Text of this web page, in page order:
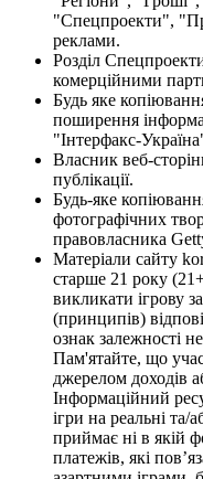
"Спецпроекти",
реклами.
Розділ
комерційними
Будь яке
поширення
"Інтерфакс-
Власник веб-
публікації.
Будь-яке
фотографічних
правовласника
Матеріали сайту
старше 21 року
викликати ігрову
(принципів)
ознак залежності
Пам'ятайте, що
джерелом доходів
Інформаційний
ігри на реальні та/
приймає ні в якій
платежів, які